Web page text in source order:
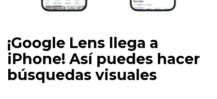
¡Google Lens llega a
iPhone! Así puedes hacer
búsquedas visuales